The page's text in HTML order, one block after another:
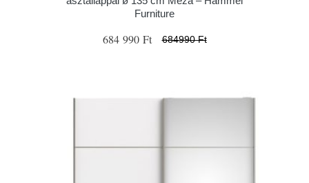
Furniture
684 990 Ft 684990 Ft